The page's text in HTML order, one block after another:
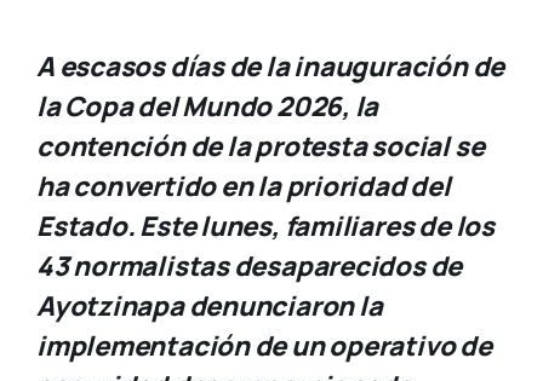
A escasos días de la inauguración de
la Copa del Mundo 2026, la
contención de la protesta social se
ha convertido en la prioridad del
Estado. Este lunes, familiares de los
43 normalistas desaparecidos de
Ayotzinapa denunciaron la
implementación de un operativo de